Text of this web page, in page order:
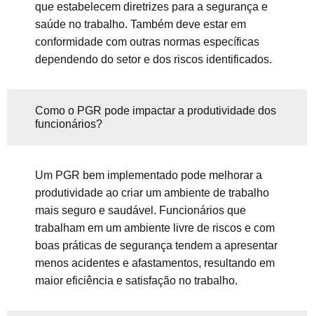
que estabelecem diretrizes para a segurança e
saúde no trabalho. Também deve estar em
conformidade com outras normas específicas
dependendo do setor e dos riscos identificados.
Como o PGR pode impactar a produtividade dos
funcionários?
Um PGR bem implementado pode melhorar a
produtividade ao criar um ambiente de trabalho
mais seguro e saudável. Funcionários que
trabalham em um ambiente livre de riscos e com
boas práticas de segurança tendem a apresentar
menos acidentes e afastamentos, resultando em
maior eficiência e satisfação no trabalho.